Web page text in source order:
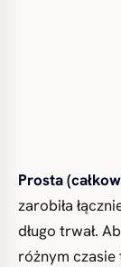
Prosta
zarobiła
długo trwał.
różnym